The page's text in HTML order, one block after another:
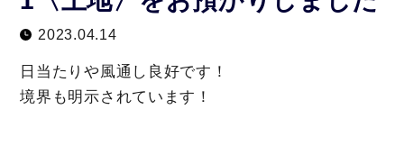
2023.04.14
日当たりや風通し良好です！
境界も明示されています！